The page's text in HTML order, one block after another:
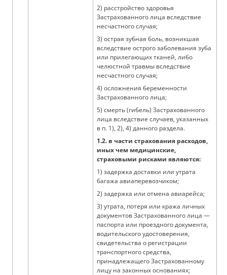
2) расстройство здоровья
Застрахованного лица вследствие
несчастного случая;
3) острая зубная боль, возникшая
вследствие острого заболевания зуба
или прилегающих тканей, либо
челюстной травмы вследствие
несчастного случая;
4) осложнения беременности
Застрахованного лица;
5) смерть (гибель) Застрахованного
лица вследствие случаев, указанных
в п. 1), 2), 4) данного раздела.
1.2. в части страхования расходов,
иных чем медицинские,
страховыми рисками являются:
1) задержка доставки или утрата
багажа авиаперевозчиком;
2) задержка или отмена авиарейса;
3) утрата, потеря или кража личных
документов Застрахованного лица —
паспорта или проездного документа,
водительского удостоверения,
свидетельства о регистрации
транспортного средства,
принадлежащего Застрахованному
лицу на законных основаниях;